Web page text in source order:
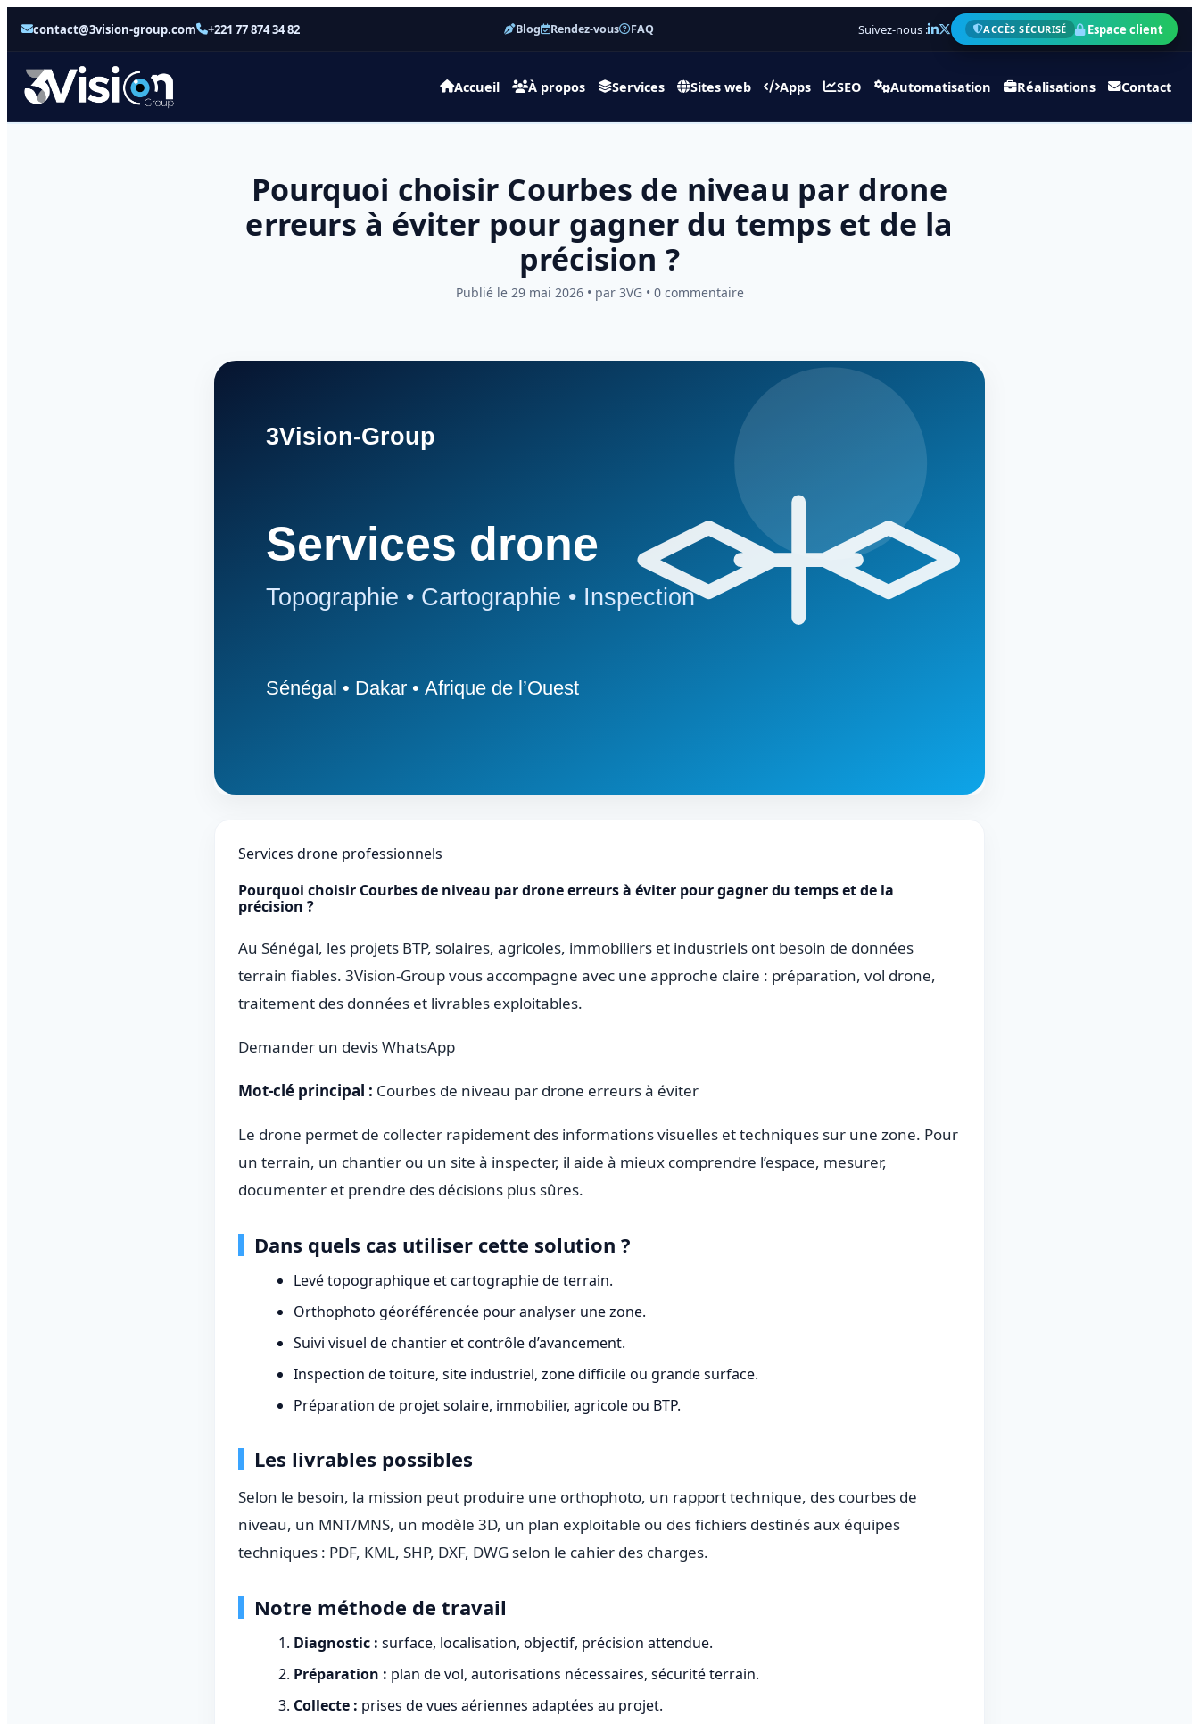
contact@3vision-group.com +221 77 874 34 82 Blog Rendez-vous FAQ Suivez-nous : ACCÈS SÉCURISÉ Espace client
Accueil À propos Services Sites web Apps SEO Automatisation Réalisations Contact
Pourquoi choisir Courbes de niveau par drone
erreurs à éviter pour gagner du temps et de la
précision ?
Publié le 29 mai 2026 • par 3VG • 0 commentaire
Services drone professionnels
Pourquoi choisir Courbes de niveau par drone erreurs à éviter pour gagner du temps et de la
précision ?
Au Sénégal, les projets BTP, solaires, agricoles, immobiliers et industriels ont besoin de données
terrain fiables. 3Vision-Group vous accompagne avec une approche claire : préparation, vol drone,
traitement des données et livrables exploitables.
Demander un devis WhatsApp
Mot-clé principal : Courbes de niveau par drone erreurs à éviter
Le drone permet de collecter rapidement des informations visuelles et techniques sur une zone. Pour
un terrain, un chantier ou un site à inspecter, il aide à mieux comprendre l’espace, mesurer,
documenter et prendre des décisions plus sûres.
Dans quels cas utiliser cette solution ?
Levé topographique et cartographie de terrain.
Orthophoto géoréférencée pour analyser une zone.
Suivi visuel de chantier et contrôle d’avancement.
Inspection de toiture, site industriel, zone difficile ou grande surface.
Préparation de projet solaire, immobilier, agricole ou BTP.
Les livrables possibles
Selon le besoin, la mission peut produire une orthophoto, un rapport technique, des courbes de
niveau, un MNT/MNS, un modèle 3D, un plan exploitable ou des fichiers destinés aux équipes
techniques : PDF, KML, SHP, DXF, DWG selon le cahier des charges.
Notre méthode de travail
Diagnostic : surface, localisation, objectif, précision attendue.
Préparation : plan de vol, autorisations nécessaires, sécurité terrain.
Collecte : prises de vues aériennes adaptées au projet.